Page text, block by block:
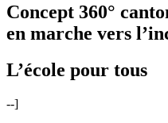
Concept 360°
en marche vers
L’école pour tous
--]